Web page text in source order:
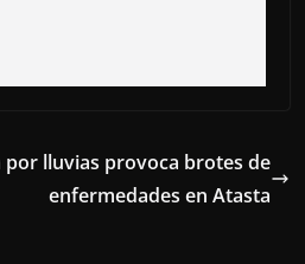
por lluvias provoca brotes de
enfermedades en Atasta